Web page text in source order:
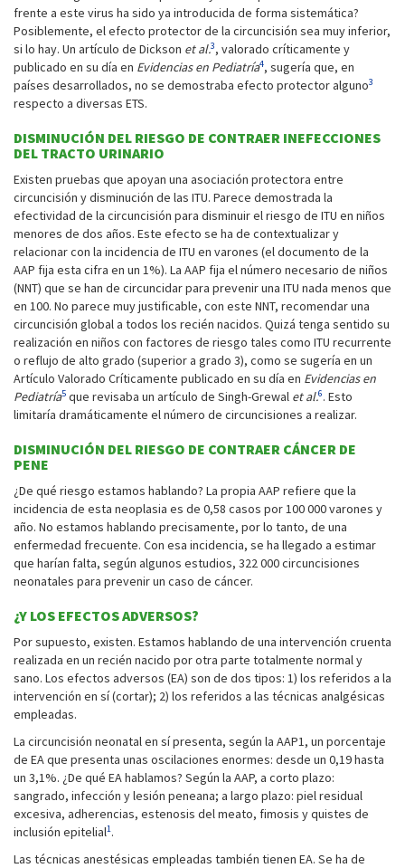
frente a este virus ha sido ya introducida de forma sistemática?
Posiblemente, el efecto protector de la circuncisión sea muy inferior,
si lo hay. Un artículo de Dickson et al.3, valorado críticamente y
publicado en su día en Evidencias en Pediatría4, sugería que, en
países desarrollados, no se demostraba efecto protector alguno3
respecto a diversas ETS.
DISMINUCIÓN DEL RIESGO DE CONTRAER INEFECCIONES
DEL TRACTO URINARIO
Existen pruebas que apoyan una asociación protectora entre
circuncisión y disminución de las ITU. Parece demostrada la
efectividad de la circuncisión para disminuir el riesgo de ITU en niños
menores de dos años. Este efecto se ha de contextualizar y
relacionar con la incidencia de ITU en varones (el documento de la
AAP fija esta cifra en un 1%). La AAP fija el número necesario de niños
(NNT) que se han de circuncidar para prevenir una ITU nada menos que
en 100. No parece muy justificable, con este NNT, recomendar una
circuncisión global a todos los recién nacidos. Quizá tenga sentido su
realización en niños con factores de riesgo tales como ITU recurrente
o reflujo de alto grado (superior a grado 3), como se sugería en un
Artículo Valorado Críticamente publicado en su día en Evidencias en
Pediatría5 que revisaba un artículo de Singh-Grewal et al.6. Esto
limitaría dramáticamente el número de circuncisiones a realizar.
DISMINUCIÓN DEL RIESGO DE CONTRAER CÁNCER DE
PENE
¿De qué riesgo estamos hablando? La propia AAP refiere que la
incidencia de esta neoplasia es de 0,58 casos por 100 000 varones y
año. No estamos hablando precisamente, por lo tanto, de una
enfermedad frecuente. Con esa incidencia, se ha llegado a estimar
que harían falta, según algunos estudios, 322 000 circuncisiones
neonatales para prevenir un caso de cáncer.
¿Y LOS EFECTOS ADVERSOS?
Por supuesto, existen. Estamos hablando de una intervención cruenta
realizada en un recién nacido por otra parte totalmente normal y
sano. Los efectos adversos (EA) son de dos tipos: 1) los referidos a la
intervención en sí (cortar); 2) los referidos a las técnicas analgésicas
empleadas.
La circuncisión neonatal en sí presenta, según la AAP1, un porcentaje
de EA que presenta unas oscilaciones enormes: desde un 0,19 hasta
un 3,1%. ¿De qué EA hablamos? Según la AAP, a corto plazo:
sangrado, infección y lesión peneana; a largo plazo: piel residual
excesiva, adherencias, estenosis del meato, fimosis y quistes de
inclusión epitelial1.
Las técnicas anestésicas empleadas también tienen EA. Se ha de